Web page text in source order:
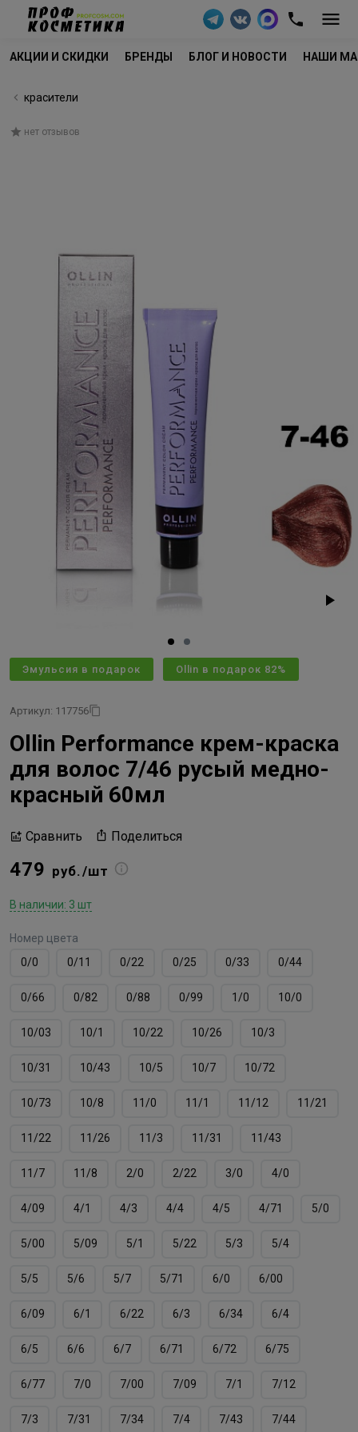
АКЦИИ И СКИДКИ БРЕНДЫ БЛОГ И НОВОСТИ НАШИ
красители
нет отзывов
Эмульсия в подарок Ollin в подарок 82%
Артикул: 117756
Ollin Performance крем-краска
для волос 7/46 русый медно-
красный 60мл
Сравнить Поделиться
479 руб./шт
В наличии: 3 шт
Номер цвета
0/0
0/11 0/22 0/25 0/33 0/44
0/66 0/82 0/88 0/99 1/0 10/0
10/03 10/1 10/22 10/26 10/3
10/31 10/43 10/5 10/7 10/72
10/73 10/8 11/0 11/1 11/12 11/21
11/22 11/26 11/3 11/31 11/43
11/7 11/8 2/0 2/22 3/0 4/0
4/09 4/1 4/3 4/4 4/5 4/71 5/0
5/00 5/09 5/1 5/22 5/3 5/4
5/5 5/6 5/7 5/71 6/0 6/00
6/09 6/1 6/22 6/3 6/34 6/4
6/5 6/6 6/7 6/71 6/72 6/75
6/77 7/0 7/00 7/09 7/1 7/12
7/3 7/31 7/34 7/4 7/43 7/44